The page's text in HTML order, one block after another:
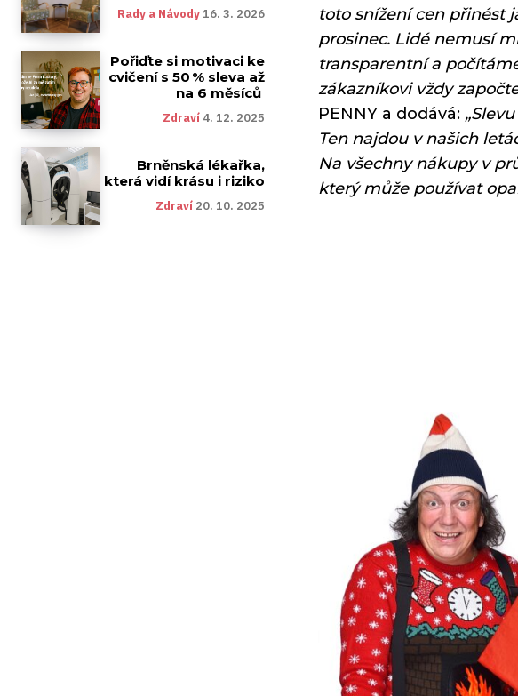
Rady a Návody16. 3. 2026
Pořiďte si motivaci ke
cvičení s 50 % sleva až
na 6 měsíců
Zdraví 4. 12. 2025
Brněnská lékařka,
která vidí krásu i riziko
Zdraví 20. 10. 2025
toto snížení cen přinést
prosinec. Lidé nemusí
transparentní a
zákazníkovi vždy
PENNY a dodává:
Ten najdou v našich
Na všechny nákupy v
který může používat